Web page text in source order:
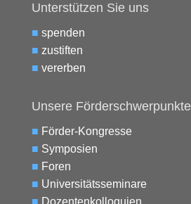
Unterstützen Sie uns
■ spenden
■ zustiften
■ vererben
Unsere Förderschwerpunkte
■ Förder-Kongresse
■ Symposien
■ Foren
■ Universitätsseminare
■ Dozentenkolloquien